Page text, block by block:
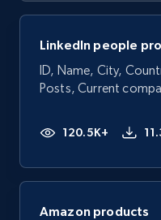
LinkedIn people
ID, Name, City,
Posts, Current
120.5K+
Amazon products